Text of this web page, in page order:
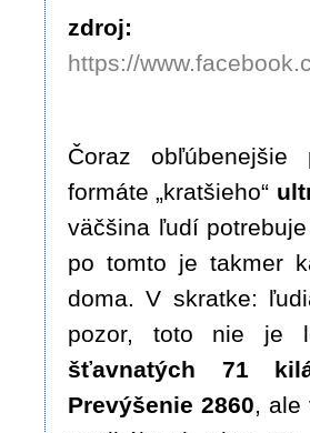
zdroj:
https://
Čoraz
formáte „kratšieho“
väčšina ľudí
po tomto je takmer
doma. V skratke:
pozor, toto nie je
šťavnatých 71
Prevýšenie 2860, ale